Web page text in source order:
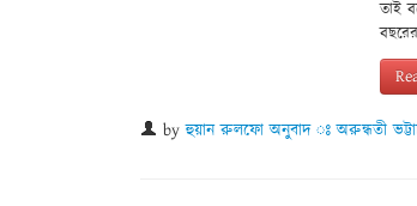
তাই
byহুয়ান রুলফো অনুবাদ ঃ অরুন্ধতী